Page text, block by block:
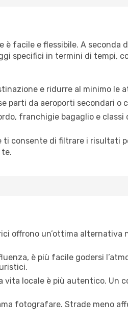
facile e flessibile. A seconda
specifici in termini di tempi,
e ridurre al minimo le
parti da aeroporti secondari o
franchigie bagaglio e classi
consente di filtrare i risultati
te.
offrono un’ottima
è più facile godersi
locale è più autentico. Un
fotografare. Strade meno